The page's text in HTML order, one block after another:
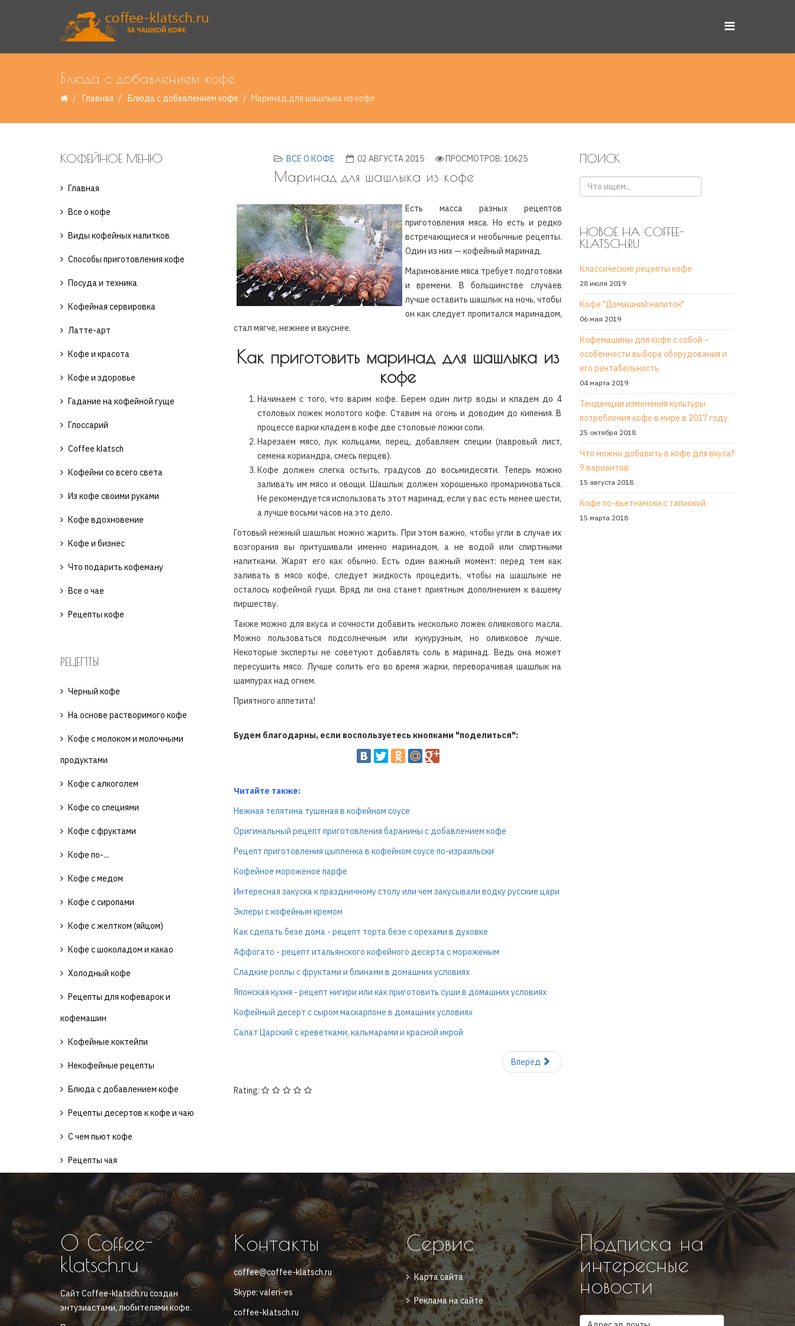
Блюда с добавлением кофе
Главная Блюда с добавлением кофе Маринад для шашлыка из кофе
КОФЕЙНОЕ МЕНЮ
Главная
Все о кофе
Виды кофейных напитков
Способы приготовления кофе
Посуда и техника
Кофейная сервировка
Латте-арт
Кофе и красота
Кофе и здоровье
Гадание на кофейной гуще
Глоссарий
Coffee klatsch
Кофейни со всего света
Из кофе своими руками
Кофе вдохновение
Кофе и бизнес
Что подарить кофеману
Все о чае
Рецепты кофе
РЕЦЕПТЫ
Черный кофе
На основе растворимого кофе
Кофе с молоком и молочными
продуктами
Кофе с алкоголем
Кофе со специями
Кофе с фруктами
Кофе по-...
Кофе с медом
Кофе с сиропами
Кофе с желтком (яйцом)
Кофе с шоколадом и какао
Холодный кофе
Рецепты для кофеварок и
кофемашин
Кофейные коктейли
Некофейные рецепты
Блюда с добавлением кофе
Рецепты десертов к кофе и чаю
С чем пьют кофе
Рецепты чая
ВСЕ О КОФЕ 02 АВГУСТА 2015 ПРОСМОТРОВ: 10625
Маринад для шашлыка из кофе
Есть масса разных рецептов
приготовления мяса. Но есть и редко
встречающиеся и необычные рецепты.
Один из них — кофейный маринад.
Маринование мяса требует подготовки
и времени. В большинстве случаев
лучше оставить шашлык на ночь, чтобы
он как следует пропитался маринадом,
стал мягче, нежнее и вкуснее.
Как приготовить маринад для шашлыка из
кофе
Начинаем с того, что варим кофе. Берем один литр воды и кладем до 4
столовых ложек молотого кофе. Ставим на огонь и доводим до кипения. В
процессе варки кладем в кофе две столовые ложки соли.
Нарезаем мясо, лук кольцами, перец, добавляем специи (лавровый лист,
семена кориандра, смесь перцев).
Кофе должен слегка остыть, градусов до восьмидесяти. Теперь можно
заливать им мясо и овощи. Шашлык должен хорошенько промариноваться.
Не рекомендуется использовать этот маринад, если у вас есть менее шести,
а лучше восьми часов на это дело.
Готовый нежный шашлык можно жарить. При этом важно, чтобы угли в случае их
возгорания вы притушивали именно маринадом, а не водой или спиртными
напитками. Жарят его как обычно. Есть один важный момент: перед тем как
заливать в мясо кофе, следует жидкость процедить, чтобы на шашлыке не
осталось кофейной гущи. Вряд ли она станет приятным дополнением к вашему
пиршеству.
Также можно для вкуса и сочности добавить несколько ложек оливкового масла.
Можно пользоваться подсолнечным или кукурузным, но оливковое лучше.
Некоторые эксперты не советуют добавлять соль в маринад. Ведь она может
пересушить мясо. Лучше солить его во время жарки, переворачивая шашлык на
шампурах над огнем.
Приятного аппетита!
Будем благодарны, если воспользуетесь кнопками "поделиться":
Читайте также:
Нежная телятина тушеная в кофейном соусе
Оригинальный рецепт приготовления баранины с добавлением кофе
Рецепт приготовления цыпленка в кофейном соусе по-израильски
Кофейное мороженое парфе
Интересная закуска к праздничному столу или чем закусывали водку русские цари
Эклеры с кофейным кремом
Как сделать безе дома - рецепт торта безе с орехами в духовке
Аффогато - рецепт итальянского кофейного десерта с мороженым
Сладкие роллы с фруктами и блинами в домашних условиях
Японская кухня - рецепт нигири или как приготовить суши в домашних условиях
Кофейный десерт с сыром маскарпоне в домашних условиях
Салат Царский с креветками, кальмарами и красной икрой
Вперёд
Rating:
ПОИСК
НОВОЕ НА COFFEE-
KLATSCH.RU
Классические рецепты кофе
28 июля 2019
Кофе "Домашний напиток"
06 мая 2019
Кофемашины для кофе с собой –
особенности выбора оборудования и
его рентабельность
04 марта 2019
Тенденции изменения культуры
потребления кофе в мире в 2017 году
25 октября 2018
Что можно добавить в кофе для вкуса?
9 вариантов
15 августа 2018
Кофе по-вьетнамски с тапиокой
15 марта 2018
О Coffee-
klatsch.ru
Сайт Coffee-klatsch.ru создан
энтузиастами, любителями кофе.
Контакты
coffee@coffee-klatsch.ru
Skype: valeri-es
coffee-klatsch.ru
Сервис
Карта сайта
Реклама на сайте
Подписка на
интересные
новости